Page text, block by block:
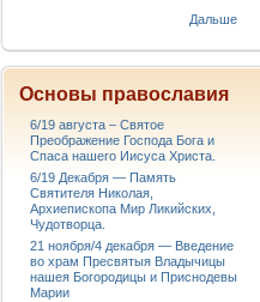
Дальше
Основы православия
6/19 августа – Святое
Преображение Господа Бога и
Спаса нашего Иисуса Христа.
6/19 Декабря — Память
Святителя Николая,
Архиепископа Мир Ликийских,
Чудотворца.
21 ноября/4 декабря — Введение
во храм Пресвятыя Владычицы
нашея Богородицы и Приснодевы
Марии